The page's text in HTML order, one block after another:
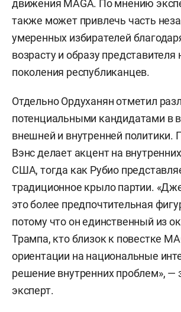
движения MAGA. По мнению
также может привлечь часть
умеренных избирателей
возрасту и образу представителя
поколения республиканцев.
Отдельно Ордуханян отметил
потенциальными кандидатами в
внешней и внутренней политики.
Вэнс делает акцент на
США, тогда как Рубио
традиционное крыло партии.
это более предпочтительная
потому что он единственный из
Трампа, кто близок к повестке
ориентации на национальные
решение внутренних проблем», —
эксперт.